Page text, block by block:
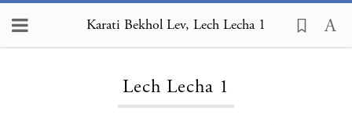
Karati Bekhol Lev, Lech Lecha 1
Lech Lecha 1